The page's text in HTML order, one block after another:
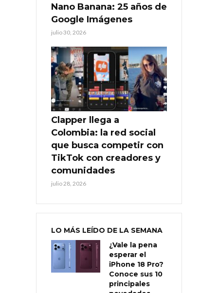
Nano Banana: 25 años de
Google Imágenes
julio 30, 2026
Clapper llega a
Colombia: la red social
que busca competir con
TikTok con creadores y
comunidades
julio 28, 2026
LO MÁS LEÍDO DE LA SEMANA
¿Vale la pena
esperar el
iPhone 18 Pro?
Conoce sus 10
principales